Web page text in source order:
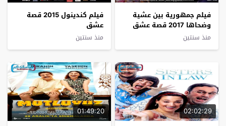
فيلم جمهورية بين عشية
وضحاها 2017 قصة عشق
منذ سنتين
فيلم كندينول 2015 قصة
عشق
منذ سنتين
02:02:29
01:49:20